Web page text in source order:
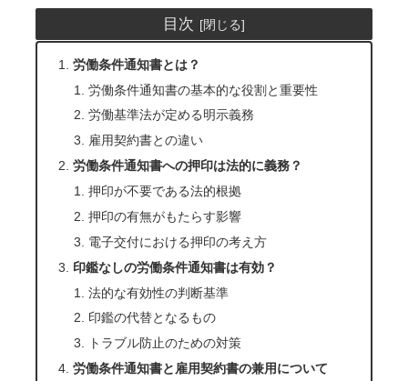
目次
労働条件通知書とは？
労働条件通知書の基本的な役割と重要性
労働基準法が定める明示義務
雇用契約書との違い
労働条件通知書への押印は法的に義務？
押印が不要である法的根拠
押印の有無がもたらす影響
電子交付における押印の考え方
印鑑なしの労働条件通知書は有効？
法的な有効性の判断基準
印鑑の代替となるもの
トラブル防止のための対策
労働条件通知書と雇用契約書の兼用について